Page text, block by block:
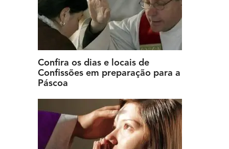
Confira os dias e locais de
Confissões em preparação para a
Páscoa